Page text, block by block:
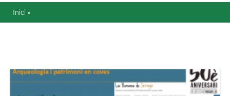
Esteu aquí
Inici »